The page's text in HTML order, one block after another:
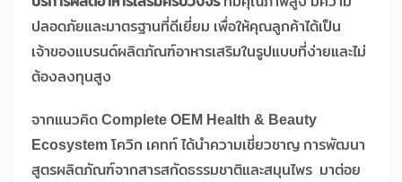
ปลอดภัยและมาตรฐานที่ดีเยี่ยม เพื่อให้คุณลูกค้าได้เป็น
เจ้าของแบรนด์ผลิตภัณฑ์อาหารเสริมในรูปแบบที่ง่ายและไม่
ต้องลงทุนสูง
จากแนวคิดComplete OEM Health & Beauty
Ecosystemโควิก เคทท์ ได้นำความเชี่ยวชาญ การพัฒนา
สูตรผลิตภัณฑ์จากสารสกัดธรรมชาติและสมุนไพร มาต่อย